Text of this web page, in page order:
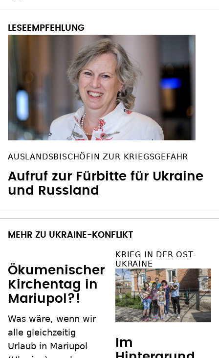
AUSLANDSBISCHÖFIN ZUR KRIEGSGEFAHR
Aufruf zur Fürbitte für Ukraine
und Russland
MEHR ZU UKRAINE-KONFLIKT
Ökumenischer
Kirchentag in
Mariupol?!
Was wäre, wenn wir
alle gleichzeitig
Urlaub in Mariupol
KRIEG IN DER OST-
UKRAINE
Im